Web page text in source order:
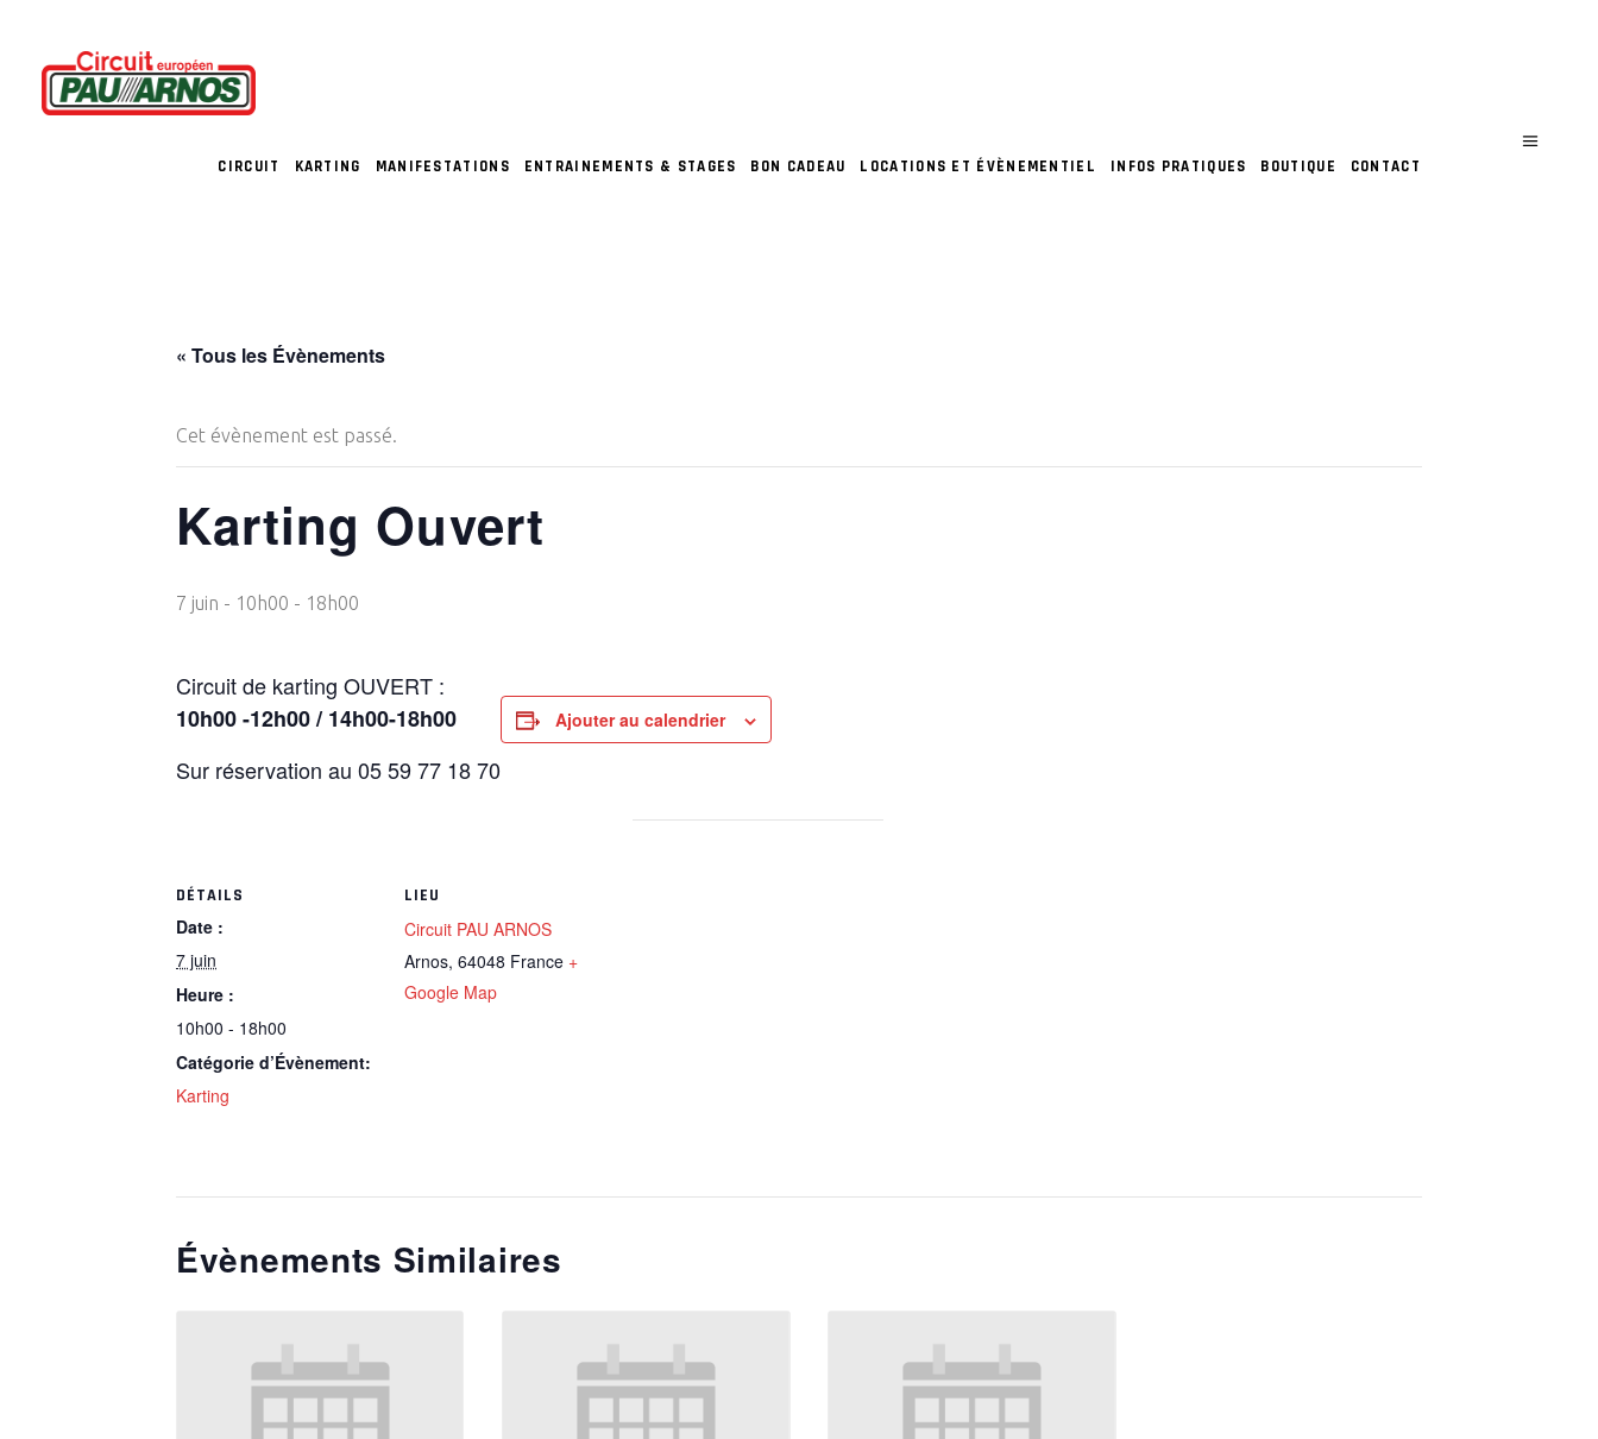
CIRCUIT KARTING MANIFESTATIONS ENTRAINEMENTS & STAGES BON CADEAU LOCATIONS ET ÉVÈNEMENTIEL INFOS PRATIQUES BOUTIQUE CONTACT
« Tous les Évènements
Cet évènement est passé.
Karting Ouvert
7 juin - 10h00 - 18h00
Circuit de karting OUVERT :
10h00 -12h00 / 14h00-18h00
Sur réservation au 05 59 77 18 70
Ajouter au calendrier
DÉTAILS
Date :
7 juin
Heure :
10h00 - 18h00
Catégorie d’Évènement:
Karting
LIEU
Circuit PAU ARNOS
Arnos, 64048 France +
Google Map
Évènements Similaires